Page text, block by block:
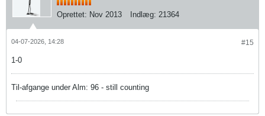
Oprettet: Nov 2013 Indlæg: 21364
#15
04-07-2026, 14:28
1-0
Til-afgange under Alm: 96 - still counting